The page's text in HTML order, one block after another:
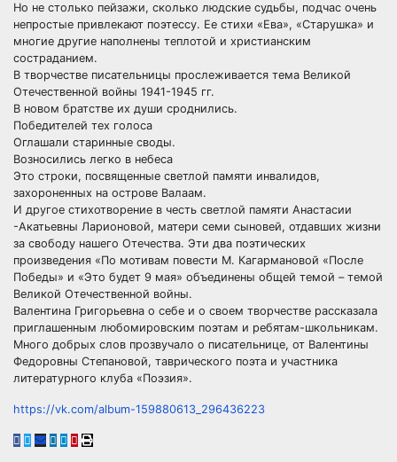
Но не столько пейзажи, сколько людские судьбы, подчас очень
непростые привлекают поэтессу. Ее стихи «Ева», «Старушка» и
многие другие наполнены теплотой и христианским
состраданием.
В творчестве писательницы прослеживается тема Великой
Отечественной войны 1941-1945 гг.
В новом братстве их души сроднились.
Победителей тех голоса
Оглашали старинные своды.
Возносились легко в небеса
Это строки, посвященные светлой памяти инвалидов,
захороненных на острове Валаам.
И другое стихотворение в честь светлой памяти Анастасии
-Акатьевны Ларионовой, матери семи сыновей, отдавших жизни
за свободу нашего Отечества. Эти два поэтических
произведения «По мотивам повести М. Кагармановой «После
Победы» и «Это будет 9 мая» объединены общей темой – темой
Великой Отечественной войны.
Валентина Григорьевна о себе и о своем творчестве рассказала
приглашенным любомировским поэтам и ребятам-школьникам.
Много добрых слов прозвучало о писательнице, от Валентины
Федоровны Степановой, таврического поэта и участника
литературного клуба «Поэзия».
https://vk.com/album-159880613_296436223